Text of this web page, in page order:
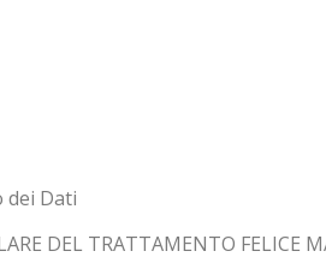
Dati
DEL TRATTAMENTO FELICE